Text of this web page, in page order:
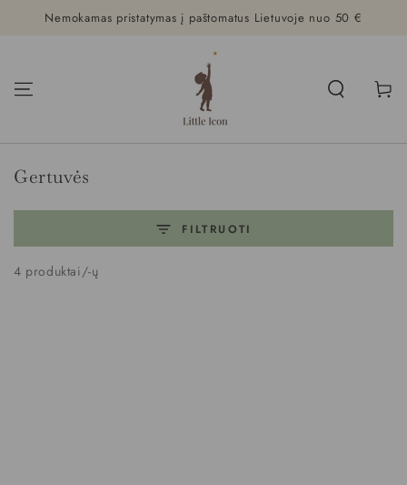
PRALEISTI
Nemokamas pristatymas į paštomatus Lietuvoje nuo 50 €
Kolekcijos:
Gertuvės
FILTRUOTI
4 produktai/-ų